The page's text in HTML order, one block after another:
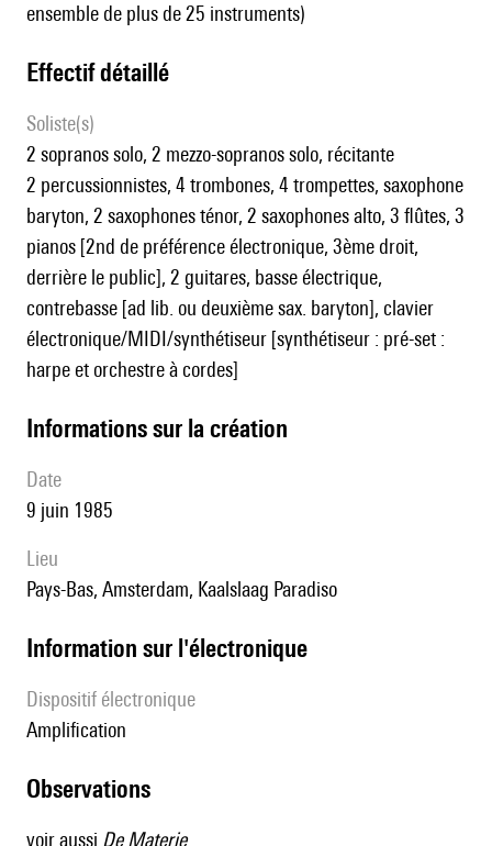
ensemble de plus de 25 instruments)
effectif détaillé
Soliste(s)
2 sopranos solo, 2 mezzo-sopranos solo, récitante
2 percussionnistes, 4 trombones, 4 trompettes, saxophone
baryton, 2 saxophones ténor, 2 saxophones alto, 3 flûtes, 3
pianos [2nd de préférence électronique, 3ème droit,
derrière le public], 2 guitares, basse électrique,
contrebasse [ad lib. ou deuxième sax. baryton], clavier
électronique/MIDI/synthétiseur [synthétiseur : pré-set :
harpe et orchestre à cordes]
informations sur la création
date
9 juin 1985
lieu
Pays-Bas, Amsterdam, Kaalslaag Paradiso
Information sur l'électronique
Dispositif électronique
amplification
observations
voir aussi De Materie